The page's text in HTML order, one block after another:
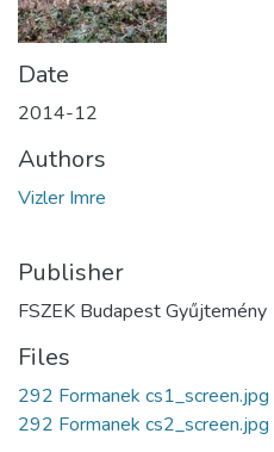
Date
2014-12
Authors
Vizler Imre
Publisher
FSZEK Budapest Gyűjtemény
Files
292 Formanek cs1_screen.jpg
292 Formanek cs2_screen.jpg